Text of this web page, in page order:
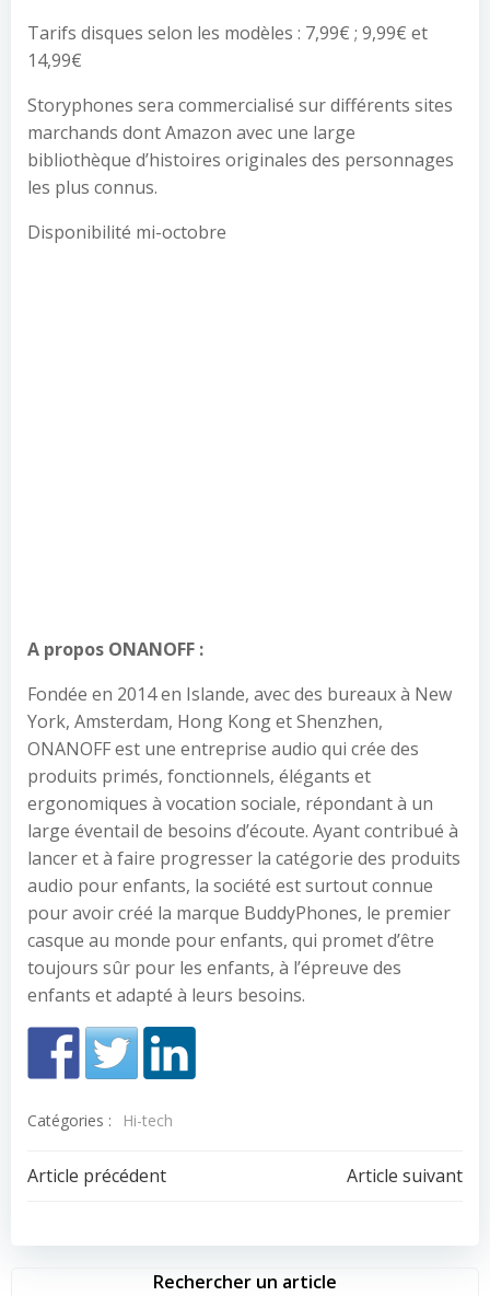
Tarifs disques selon les modèles : 7,99€ ; 9,99€ et
14,99€
Storyphones sera commercialisé sur différents sites
marchands dont Amazon avec une large
bibliothèque d’histoires originales des personnages
les plus connus.
Disponibilité mi-octobre
A propos ONANOFF :
Fondée en 2014 en Islande, avec des bureaux à New
York, Amsterdam, Hong Kong et Shenzhen,
ONANOFF est une entreprise audio qui crée des
produits primés, fonctionnels, élégants et
ergonomiques à vocation sociale, répondant à un
large éventail de besoins d’écoute. Ayant contribué à
lancer et à faire progresser la catégorie des produits
audio pour enfants, la société est surtout connue
pour avoir créé la marque BuddyPhones, le premier
casque au monde pour enfants, qui promet d’être
toujours sûr pour les enfants, à l’épreuve des
enfants et adapté à leurs besoins.
Catégories : Hi-tech
Navigation
de
Article précédent
Navigation
de
Article suivant
Rechercher un article